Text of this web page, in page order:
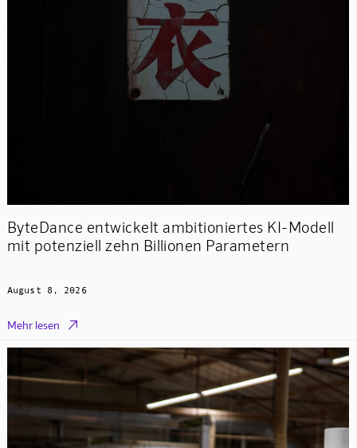
ByteDance entwickelt ambitioniertes KI-Modell
mit potenziell zehn Billionen Parametern
August 8, 2026
Mehr lesen 